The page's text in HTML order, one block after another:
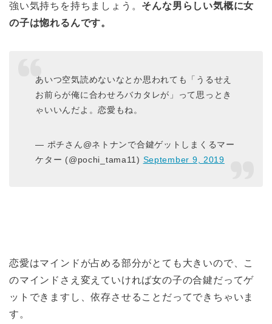
強い気持ちを持ちましょう。 そんな男らしい気概に女
の子は惚れるんです。
あいつ空気読めないなとか思われても「うるせえ
お前らが俺に合わせろバカタレが」って思っとき
ゃいいんだよ。恋愛もね。
— ポチさん@ネトナンで合鍵ゲットしまくるマー
ケター (@pochi_tama11) September 9, 2019
恋愛はマインドが占める部分がとても大きいので、こ
のマインドさえ変えていければ女の子の合鍵だってゲ
ットできますし、依存させることだってできちゃいま
す。